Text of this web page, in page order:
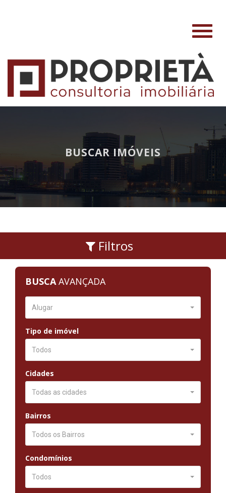
#
BUSCAR IMÓVEIS
Filtros
BUSCAAVANÇADA
Alugar
Tipo de imóvel
Todos
Cidades
Todas as cidades
Bairros
Todos os Bairros
Condomínios
Todos